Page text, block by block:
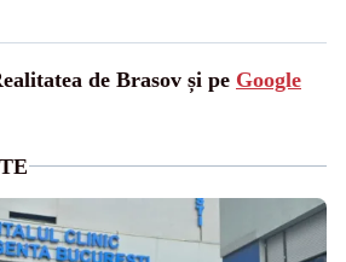
de Brasov și pe Google